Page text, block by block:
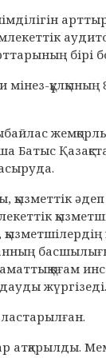
құлқының
Батыс
қызметтік
қоғам
жүргізеді.
атқарылды.